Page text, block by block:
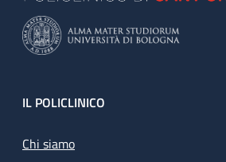
Footer
IL POLICLINICO
Chi siamo